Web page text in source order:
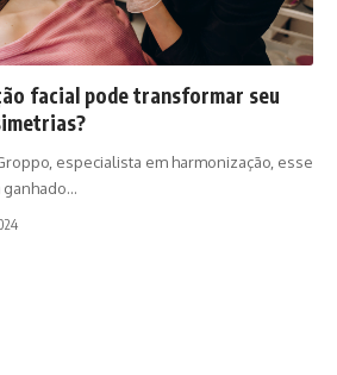
facial pode transformar seu
especialista em harmonização, esse